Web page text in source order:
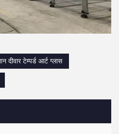
दीवार टेम्पर्ड आर्ट ग्लास